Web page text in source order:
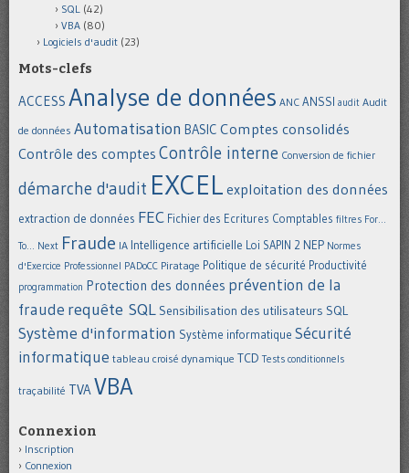
SQL (42)
VBA (80)
Logiciels d'audit (23)
Mots-clefs
ACCESS Analyse de données ANC ANSSI audit Audit
de données Automatisation BASIC Comptes consolidés
Contrôle des comptes Contrôle interne Conversion de fichier
démarche d'audit EXCEL exploitation des données
extraction de données FEC Fichier des Ecritures Comptables filtres For...
To... Next Fraude IA Intelligence artificielle Loi SAPIN 2 NEP Normes
d'Exercice Professionnel PADoCC Piratage Politique de sécurité Productivité
programmation Protection des données prévention de la
fraude requête SQL Sensibilisation des utilisateurs SQL
Système d'information Système informatique Sécurité
informatique tableau croisé dynamique TCD Tests conditionnels
traçabilité TVAVBA
Connexion
Inscription
Connexion